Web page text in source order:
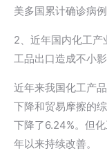
美多国累计确诊病
2、近年国内化工
工品出口造成不小
近年来我国化工产
下降和贸易摩擦的
下降了6.24%。但
年以来持续改善。